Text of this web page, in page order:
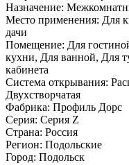
Назначение:
Место применения: Для
дачи
Помещение: Для
кухни, Для ванной, Для
кабинета
Система открывания:
Двухстворчатая
Фабрика: Профиль Дорс
Серия: Серия Z
Страна: Россия
Регион: Подольские
Город: Подольск